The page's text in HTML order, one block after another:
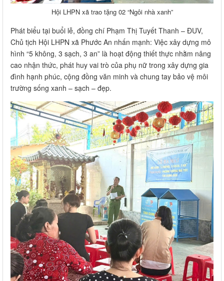
Hội LHPN xã trao tặng 02 “Ngôi nhà xanh”
Phát biểu tại buổi lễ, đồng chí Phạm Thị Tuyết Thanh – ĐUV,
Chủ tịch Hội LHPN xã Phước An nhấn mạnh: Việc xây dựng mô
hình “5 không, 3 sạch, 3 an” là hoạt động thiết thực nhằm nâng
cao nhận thức, phát huy vai trò của phụ nữ trong xây dựng gia
đình hạnh phúc, cộng đồng văn minh và chung tay bảo vệ môi
trường sống xanh – sạch – đẹp.